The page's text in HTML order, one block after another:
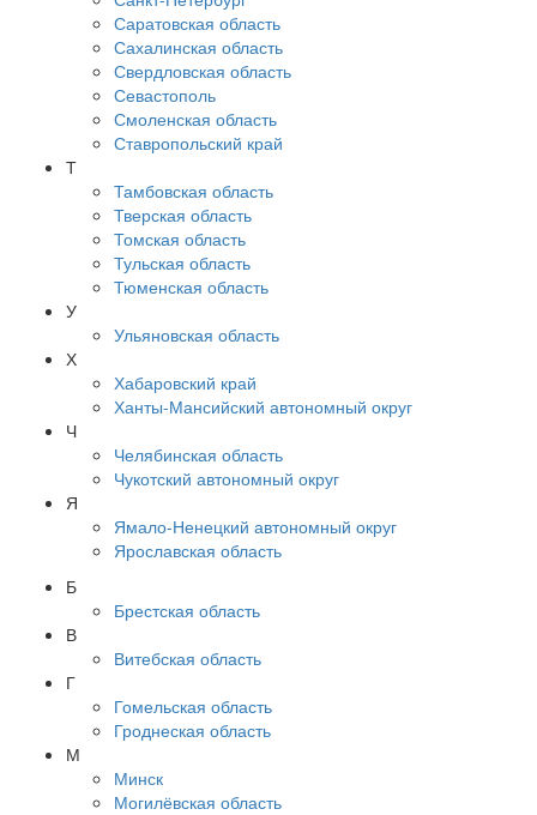
Саратовская область
Сахалинская область
Свердловская область
Севастополь
Смоленская область
Ставропольский край
Т
Тамбовская область
Тверская область
Томская область
Тульская область
Тюменская область
У
Ульяновская область
Х
Хабаровский край
Ханты-Мансийский автономный округ
Ч
Челябинская область
Чукотский автономный округ
Я
Ямало-Ненецкий автономный округ
Ярославская область
Б
Брестская область
В
Витебская область
Г
Гомельская область
Гроднеская область
М
Минск
Могилёвская область